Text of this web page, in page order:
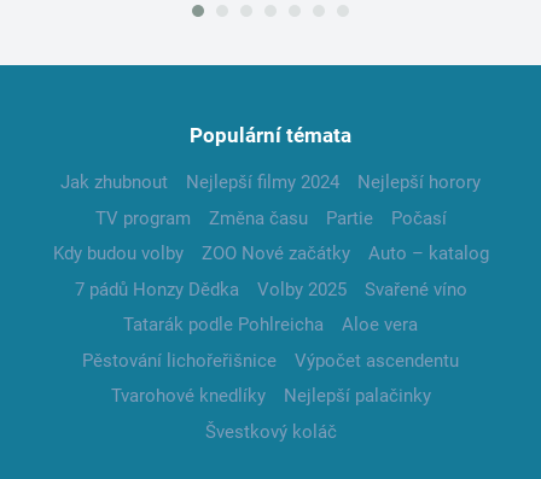
Populární témata
Jak zhubnout Nejlepší filmy 2024
Nejlepší horory
TV program
Změna času Partie
Počasí
Kdy budou volby
ZOO Nové začátky
Auto – katalog
7 pádů Honzy Dědka
Volby 2025
Svařené víno
Tatarák podle Pohlreicha
Aloe vera
Pěstování lichořeřišnice
Výpočet ascendentu
Tvarohové knedlíky
Nejlepší palačinky
Švestkový koláč